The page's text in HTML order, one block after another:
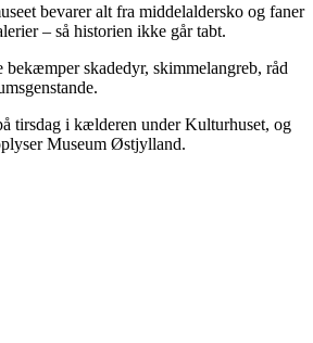
bevarer alt fra middelaldersko og faner
– så historien ikke går tabt.
bekæmper skadedyr, skimmelangreb, råd
tirsdag i kælderen under Kulturhuset, og
Museum Østjylland.